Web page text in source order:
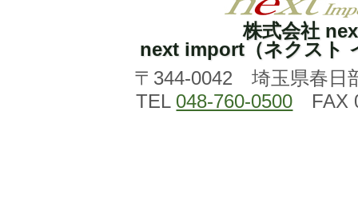
株式会社
next import（ネクスト
〒344-0042 埼玉県春日
TEL 048-760-0500 FAX